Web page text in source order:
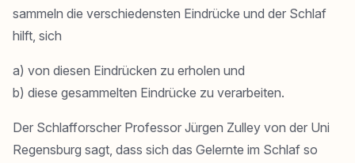
sammeln die verschiedensten Eindrücke und der Schlaf
hilft, sich
a) von diesen Eindrücken zu erholen und
b) diese gesammelten Eindrücke zu verarbeiten.
Der Schlafforscher Professor Jürgen Zulley von der Uni
Regensburg sagt, dass sich das Gelernte im Schlaf so